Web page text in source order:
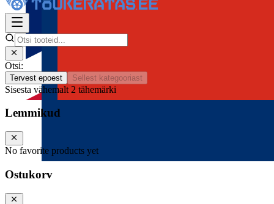
Otsi:
Tervest epoest Sellest kategooriast
Sisesta vähemalt 2 tähemärki
Lemmikud
No favorite products yet
Ostukorv